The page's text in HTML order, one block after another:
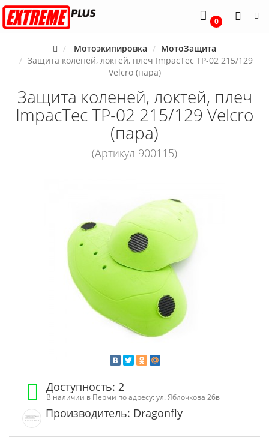
0
Мотоэкипировка
МотоЗащита
Защита коленей, локтей, плеч ImpacTec TP-02 215/129
Velcro (пара)
Защита коленей, локтей, плеч
ImpacTec TP-02 215/129 Velcro
(пара)
(Артикул 900115)
Доступность: 2
В наличии в Перми по адресу: ул. Яблочкова 26в
Производитель: Dragonfly